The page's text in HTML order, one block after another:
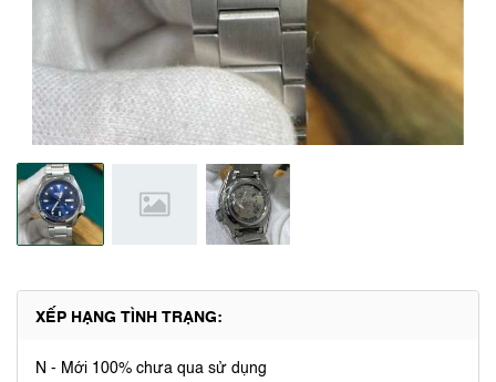
XẾP HẠNG TÌNH TRẠNG:
N - Mới 100% chưa qua sử dụng